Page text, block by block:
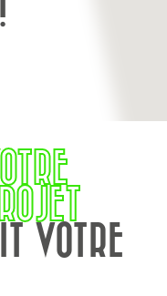
!
VOTRE